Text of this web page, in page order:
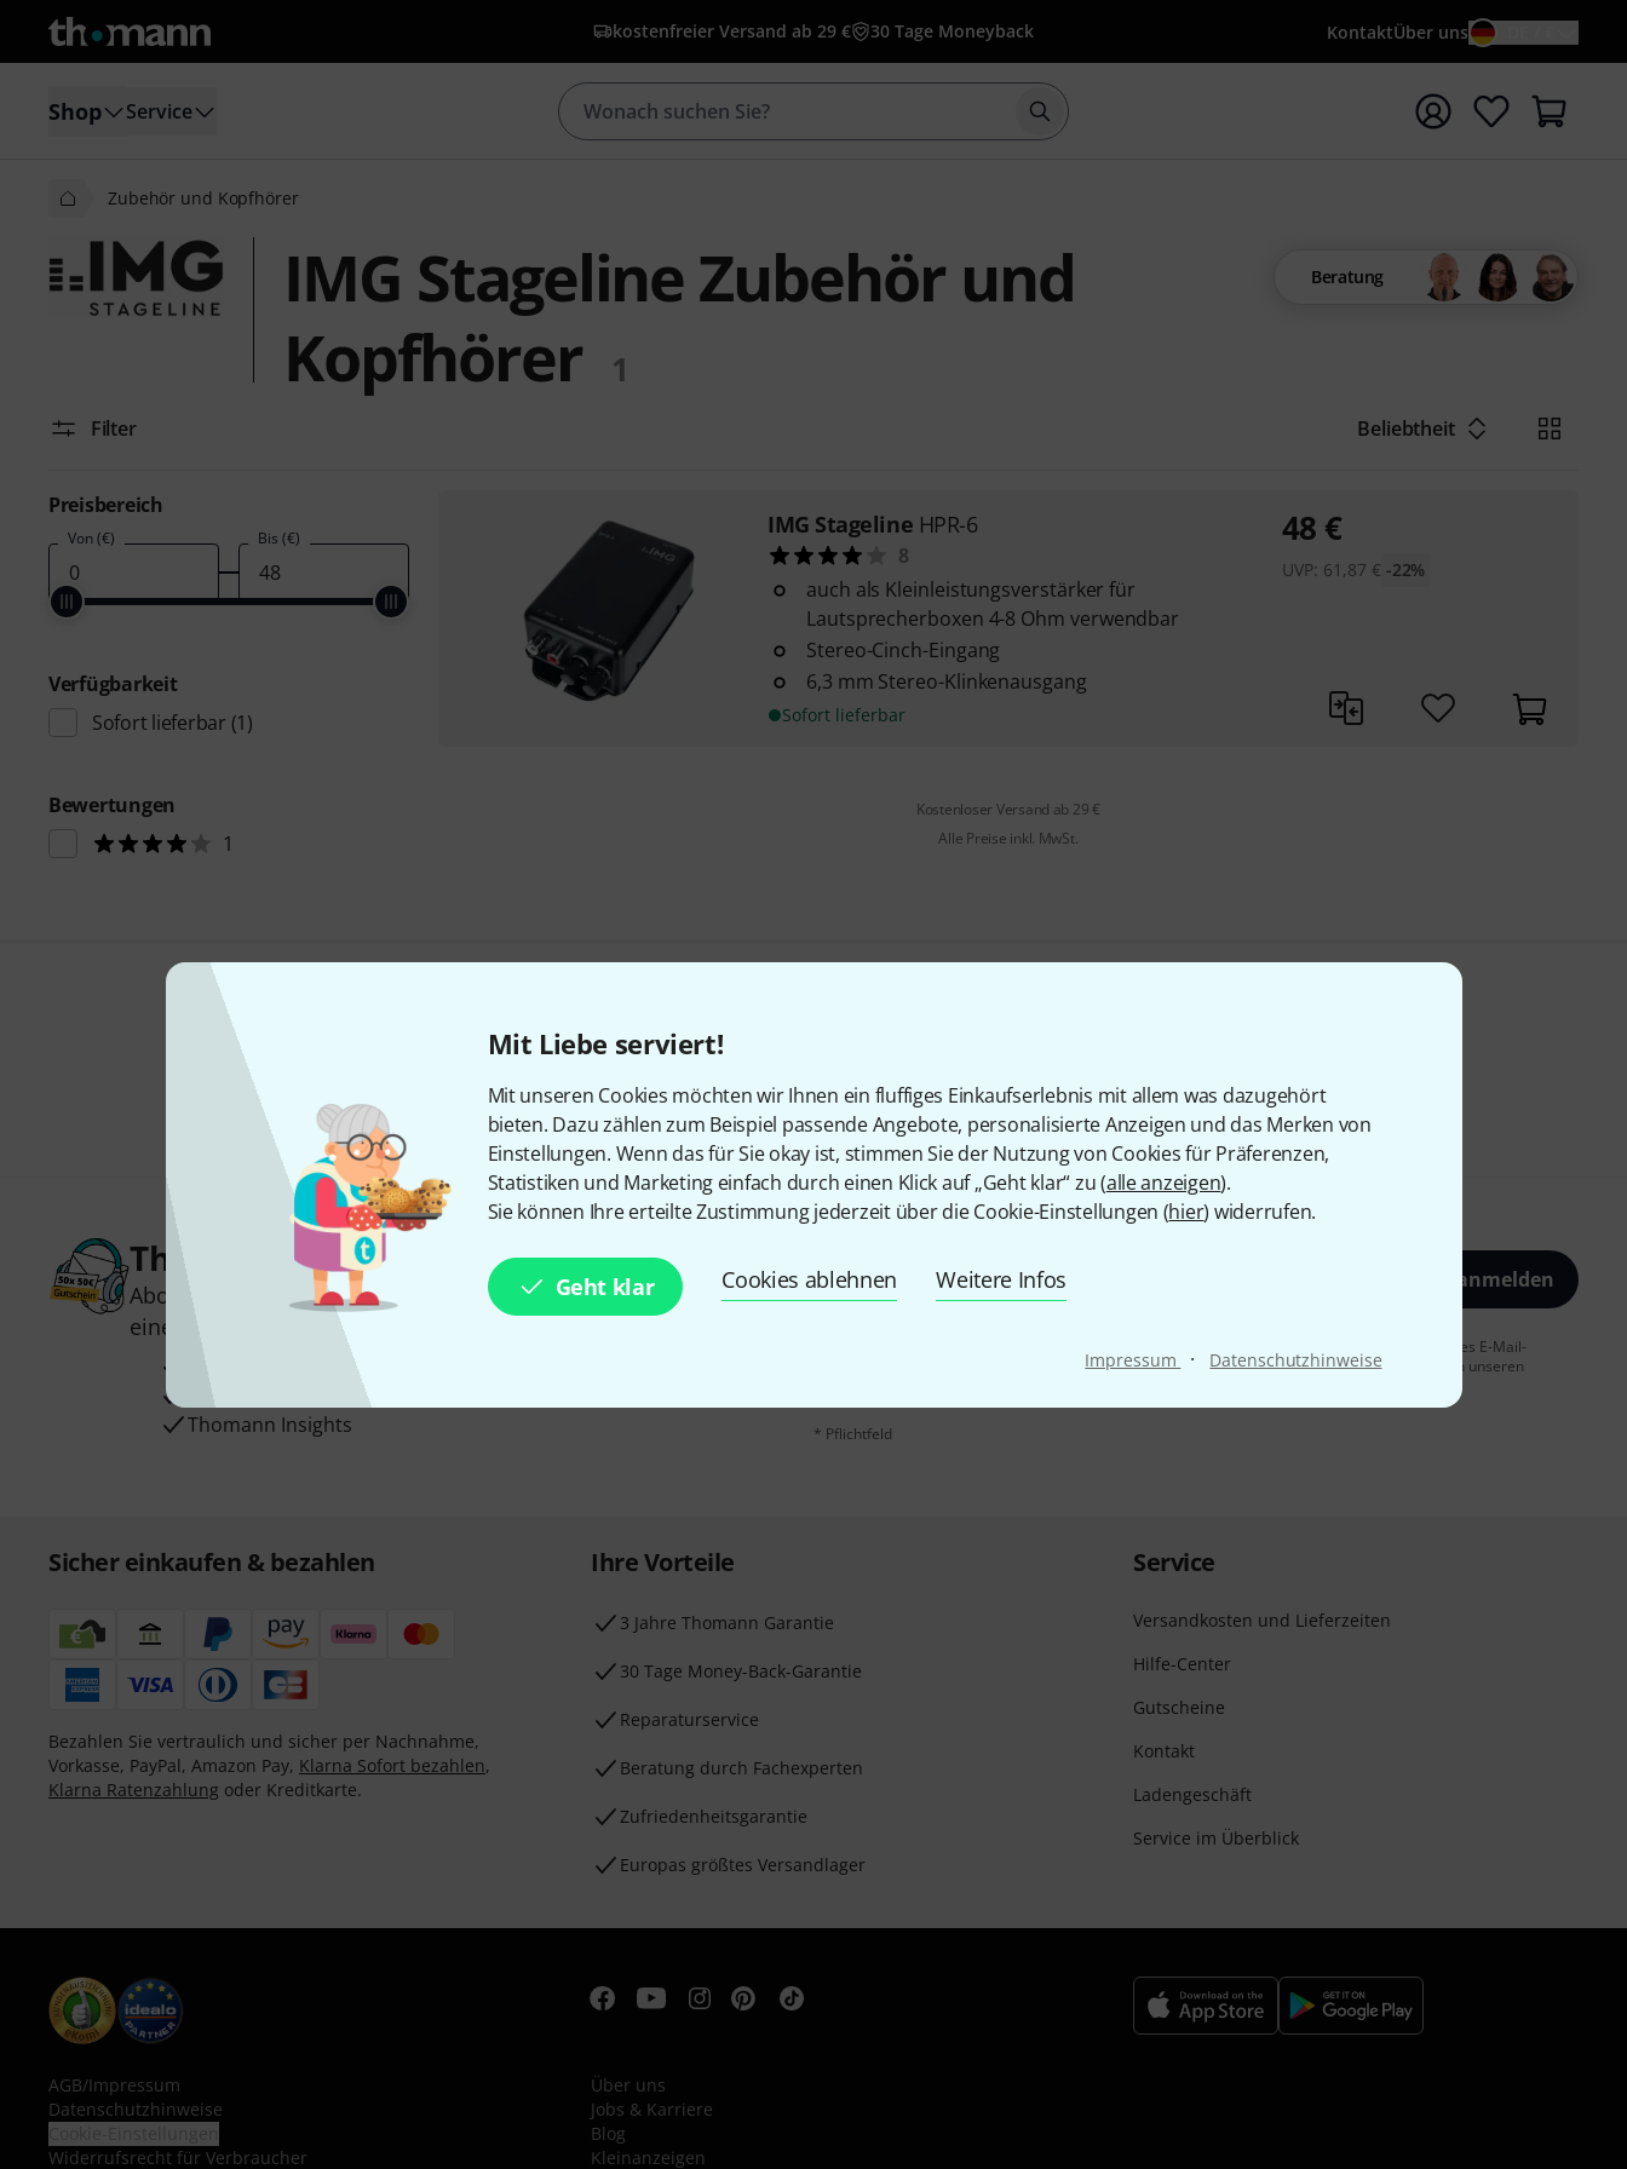
Mit Liebe serviert!
Mit unseren Cookies möchten wir Ihnen ein fluffiges Einkaufserlebnis mit allem was dazugehört
bieten. Dazu zählen zum Beispiel passende Angebote, personalisierte Anzeigen und das Merken von
Einstellungen. Wenn das für Sie okay ist, stimmen Sie der Nutzung von Cookies für Präferenzen,
Statistiken und Marketing einfach durch einen Klick auf „Geht klar“ zu (alle anzeigen).
Sie können Ihre erteilte Zustimmung jederzeit über die Cookie-Einstellungen (hier) widerrufen.
Geht klar Cookies ablehnen Weitere Infos
Impressum · Datenschutzhinweise
kostenfreier Versand ab 29 € 30 Tage Moneyback KontaktÜber uns
Shop Service Suche mit Suchwort {searchTerm} starten
Zubehör und Kopfhörer
IMG Stageline Zubehör und
Kopfhörer
1
Beratung
Filter Beliebtheit
Preisbereich
Von (€) Bis (€)
Verfügbarkeit
Sofort lieferbar (1)
Bewertungen
1
IMG Stageline HPR-6
8
auch als Kleinleistungsverstärker für
Lautsprecherboxen 4-8 Ohm verwendbar
Stereo-Cinch-Eingang
6,3 mm Stereo-Klinkenausgang
Sofort lieferbar
48 €
UVP: 61,87 € -22%
Kostenloser Versand ab 29 €
Alle Preise inkl. MwSt.
Teilen
Thomann Newsletter
Abonniere den Thomann Newsletter und gewinne mit etwas Glück
einen von
50 Gutscheinen
Inspirierende Beiträge
Thomann Insights
E-Mail-Adresse* Jetzt anmelden
Mit Klick auf „Jetzt anmelden“ stimmen Sie dem Erhalt von E-Mail-Werbung und einer Messung des E-Mail-
Nutzungsverhaltens zu. Die Abmeldung ist jederzeit möglich. Weitere Informationen finden Sie in unseren
* Pflichtfeld
Sicher einkaufen & bezahlen
Bezahlen Sie vertraulich und sicher per Nachnahme,
Vorkasse, PayPal, Amazon Pay, Klarna Sofort bezahlen,
Klarna Ratenzahlung oder Kreditkarte.
Ihre Vorteile
3 Jahre Thomann Garantie
30 Tage Money-Back-Garantie
Reparaturservice
Beratung durch Fachexperten
Zufriedenheitsgarantie
Europas größtes Versandlager
Service
Versandkosten und Lieferzeiten
Hilfe-Center
Gutscheine
Kontakt
Ladengeschäft
Service im Überblick
AGB/Impressum
Datenschutzhinweise
Widerrufsrecht für Verbraucher
Über uns
Jobs & Karriere
Blog
Kleinanzeigen